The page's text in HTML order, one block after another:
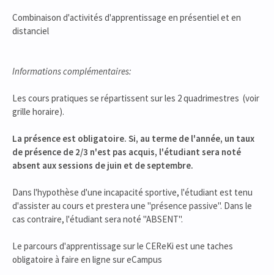
Combinaison d'activités d'apprentissage en présentiel et en
distanciel
Informations complémentaires:
Les cours pratiques se répartissent sur les 2 quadrimestres (voir
grille horaire).
La présence est obligatoire. Si, au terme de l'année, un taux
de présence de 2/3 n'est pas acquis, l'étudiant sera noté
absent aux sessions de juin et de septembre.
Dans l'hypothèse d'une incapacité sportive, l'étudiant est tenu
d'assister au cours et prestera une "présence passive". Dans le
cas contraire, l'étudiant sera noté "ABSENT".
Le parcours d'apprentissage sur le CEReKi est une taches
obligatoire à faire en ligne sur eCampus